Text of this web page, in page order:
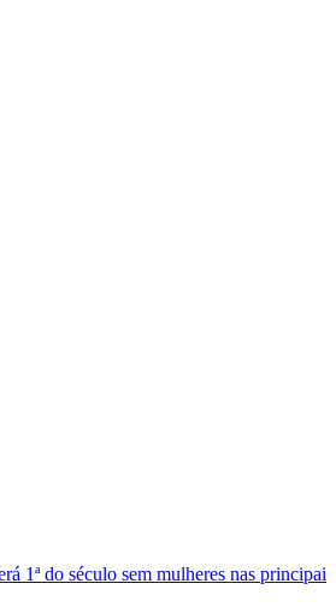
mulheres nas principais chapas